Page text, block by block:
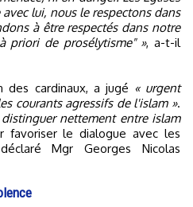
lui, nous le respectons dans
à être respectés dans notre
priori de prosélytisme" », a-t-il
des cardinaux, a jugé « urgent
courants agressifs de l'islam ».
distinguer nettement entre islam
favoriser le dialogue avec les
Mgr Georges Nicolas